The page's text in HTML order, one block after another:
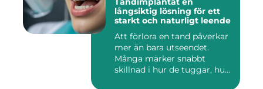
långsiktig lösning för ett
starkt och naturligt leende
Att förlora en tand påverkar
mer än bara utseendet.
Många märker snabbt
skillnad i hur de tuggar, hu...